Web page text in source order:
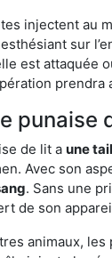
injectent au
sur
est attaquée
punaise
de lit a une
Avec son
. Sans une
de son
animaux,